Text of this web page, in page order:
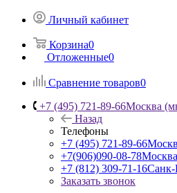
Личный кабинет
Корзина0
Отложенные0
Сравнение товаров0
+7 (495) 721-89-66Москва
Назад
Телефоны
+7 (495) 721-89-66
+7(906)090-08-78
+7 (812) 309-71-16Санк-
Заказать звонок